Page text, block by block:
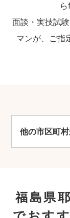
面談・実技試
マンが、ご指
他の市区町
福島県